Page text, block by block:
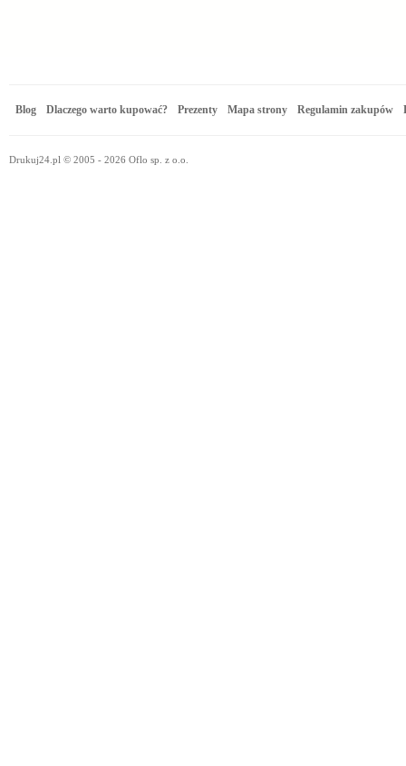
Blog Dlaczego warto kupować? Prezenty Mapa strony Regulamin zakupów
Drukuj24.pl © 2005 - 2026 Oflo sp. z o.o.